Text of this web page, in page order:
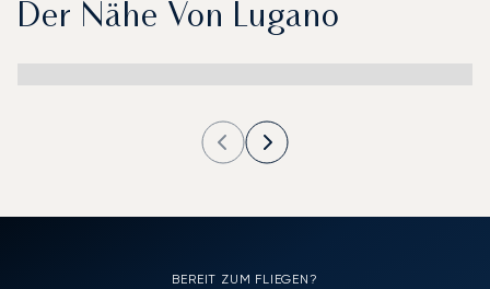
Der Nähe Von Lugano
BEREIT ZUM FLIEGEN?